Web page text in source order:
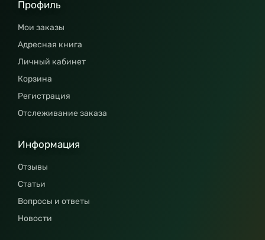
Профиль
Мои заказы
Адресная книга
Личный кабинет
Корзина
Регистрация
Отслеживание заказа
Информация
Отзывы
Статьи
Вопросы и ответы
Новости